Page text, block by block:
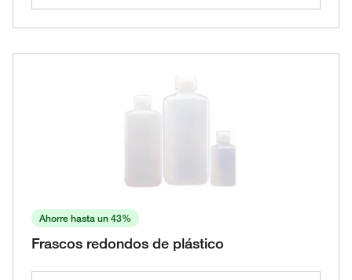
Ahorre hasta un 43%
Frascos redondos de plástico